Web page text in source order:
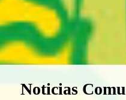
Boletín
Noticias